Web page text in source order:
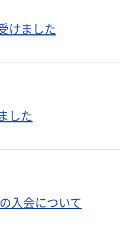
けました
した
入会について